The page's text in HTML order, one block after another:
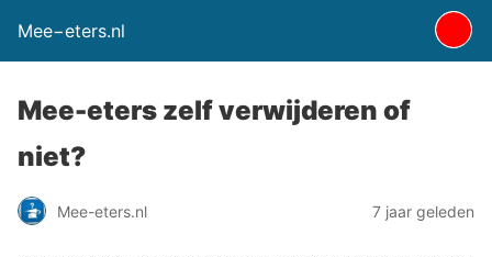
Mee−eters.nl
Mee-eters zelf verwijderen of
niet?
Mee-eters.nl 7 jaar geleden